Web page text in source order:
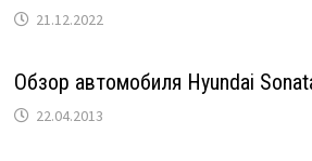
21.12.2022
Обзор автомобиля Hyundai
22.04.2013